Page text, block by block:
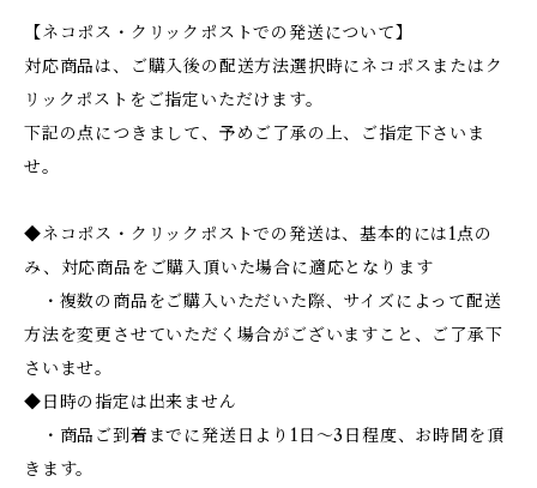
【ネコポス・クリックポストでの発送について】
対応商品は、ご購入後の配送方法選択時にネコポスまたはク
リックポストをご指定いただけます。
下記の点につきまして、予めご了承の上、ご指定下さいま
せ。
◆ネコポス・クリックポストでの発送は、基本的には1点の
み、対応商品をご購入頂いた場合に適応となります
・複数の商品をご購入いただいた際、サイズによって配送
方法を変更させていただく場合がございますこと、ご了承下
さいませ。
◆日時の指定は出来ません
・商品ご到着までに発送日より1日～3日程度、お時間を頂
きます。